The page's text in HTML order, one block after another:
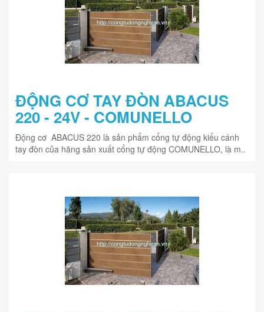
ĐỘNG CƠ TAY ĐÒN ABACUS
220 - 24V - COMUNELLO
Động cơ ABACUS 220 là sản phẩm cổng tự động kiểu cánh
tay đòn của hãng sản xuất cổng tự động COMUNELLO, là m..